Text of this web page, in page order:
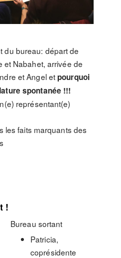
du bureau: départ de
et Nabahet, arrivée de
et Angel et pourquoi
spontanée !!!
représentant(e)
les faits marquants des
!
Bureau sortant
Patricia,
coprésidente